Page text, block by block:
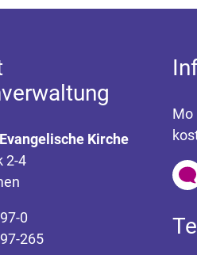
Kirche
2-4
0
265
Mo